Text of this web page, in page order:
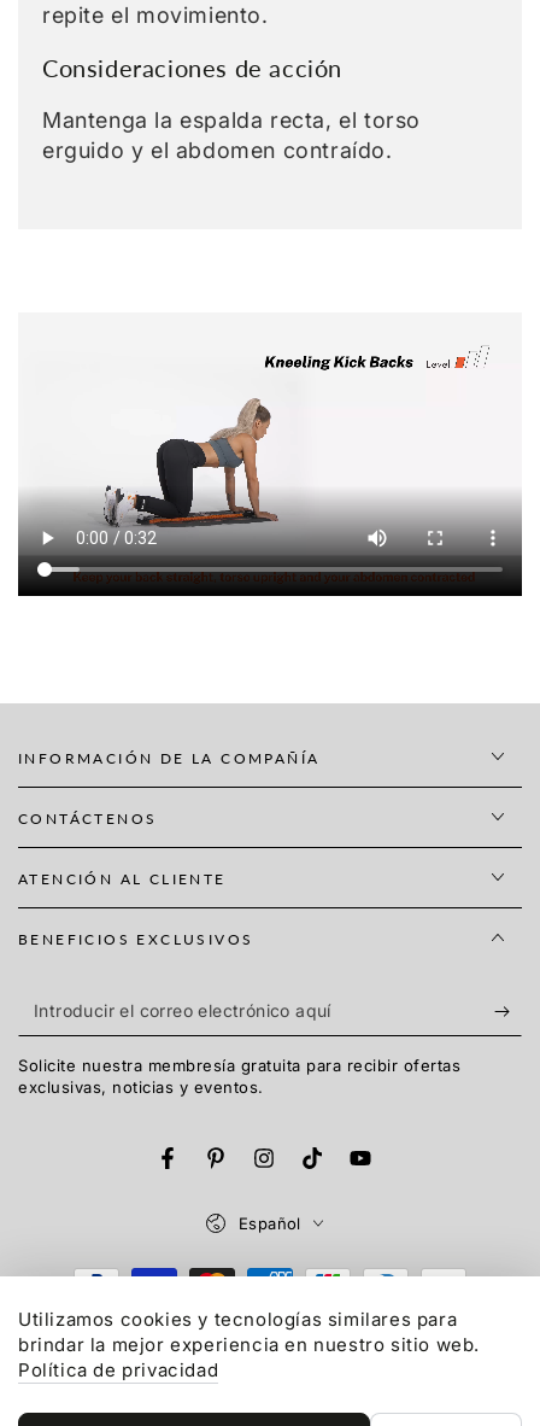
repite el movimiento.
Consideraciones de acción
Mantenga la espalda recta, el torso
erguido y el abdomen contraído.
INFORMACIÓN DE LA COMPAÑÍA
CONTÁCTENOS
ATENCIÓN AL CLIENTE
BENEFICIOS EXCLUSIVOS
Introducir
el
correo
Solicite nuestra membresía gratuita para recibir ofertas
exclusivas, noticias y eventos.
FacebookPinterestInstagramTikTokYouTube
© 2015-2026,GonexLLC. Reservados todos los derechos.
Política de reembolso
Términos del servicio
Política de envío
Español
Métodos
de
pago
Utilizamos cookies y tecnologías similares para
brindar la mejor experiencia en nuestro sitio web.
Política de privacidad